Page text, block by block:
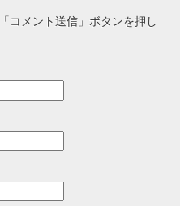
コメント送信」ボタンを押し